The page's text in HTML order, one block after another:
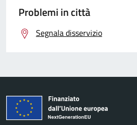
Problemi in città
Segnala disservizio